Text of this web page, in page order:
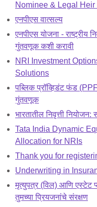
Nominee & Legal
एनपीएस वात्सल्य
एनपीएस योजना - राष्ट्रीय
गुंतवणूक कशी करावी
NRI Investment
Solutions
पब्लिक प्रॉव्हिडंट फंड
गुंतवणूक
भारतातील निवृत्ती नियोजन:
Tata India Dynamic
Allocation for NRIs
Thank you for
Underwriting in
मृत्युपत्र (विल) आणि एस्टेट
तुमच्या प्रियजनांचे संरक्षण